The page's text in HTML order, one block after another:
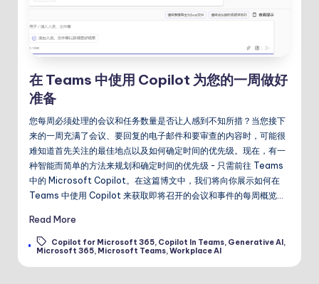
在 Teams 中使用 Copilot 为您的一周做好
准备
您每周必须处理的会议和任务数量是否让人感到不知所措？当您接下
来的一周充满了会议、要回复的电子邮件和要审查的内容时，可能很
难知道首先关注的最佳地点以及如何确定时间的优先级。现在，有一
种智能而简单的方法来规划和确定时间的优先级 - 只需前往 Teams
中的 Microsoft Copilot。在这篇博文中，我们将向你展示如何在
Teams 中使用 Copilot 来获取即将召开的会议和事件的每周概览…
Read More
Tags: Copilot for Microsoft 365, Copilot In Teams, Generative AI,
Microsoft 365 Microsoft Teams ,Workplace AI